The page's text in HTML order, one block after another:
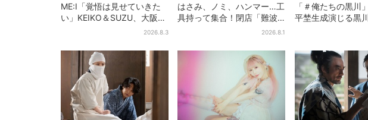
ME:I「覚悟は見せていきた
い」KEIKO＆SUZU、大阪で
語る…“日プ女子”からの3年
2026.8.3
はさみ、ノミ、ハンマー…工
具持って集合！閉店「難波
ベアーズ」最終日400人超…
い」
2026.8.1
「＃俺たちの黒川
平埜生成演じる黒
の“退場”にSNS悲